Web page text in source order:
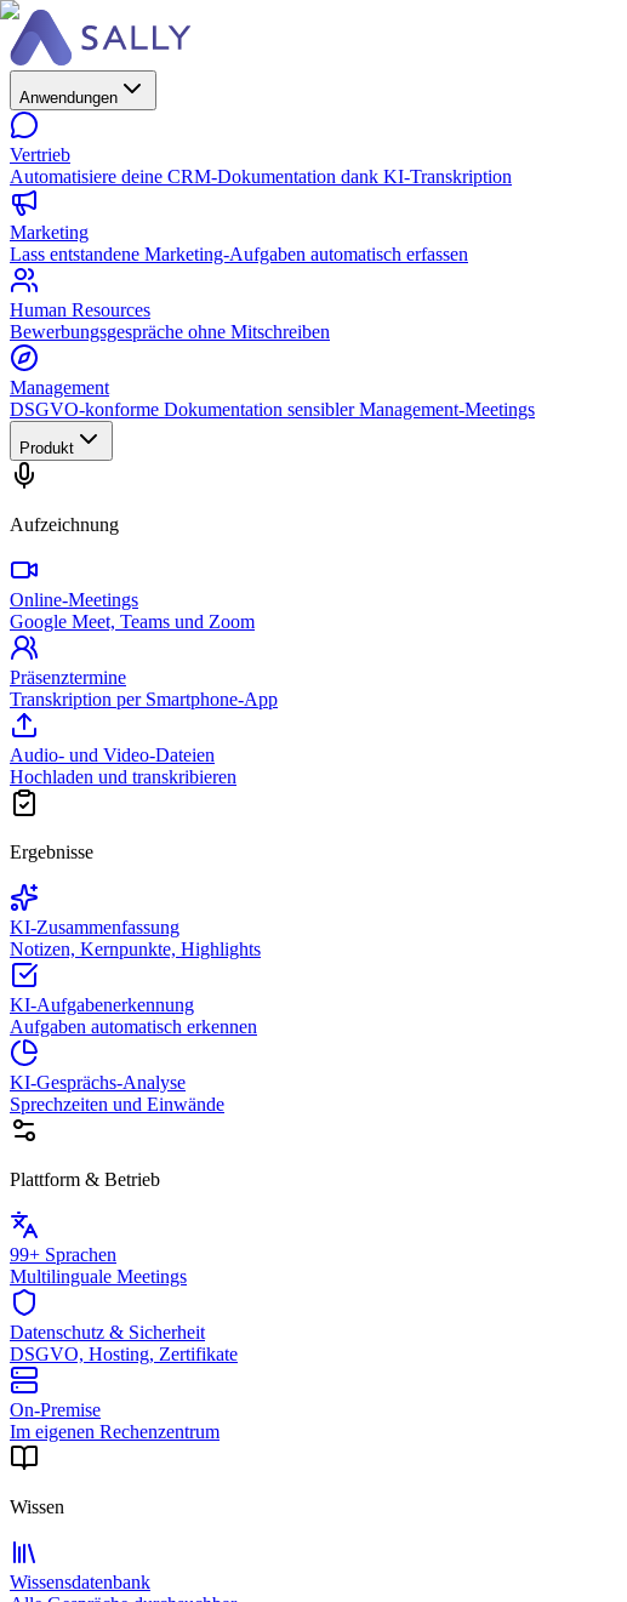
Anwendungen
Vertrieb
Automatisiere deine CRM-Dokumentation dank KI-Transkription
Marketing
Lass entstandene Marketing-Aufgaben automatisch erfassen
Human Resources
Bewerbungsgespräche ohne Mitschreiben
Management
DSGVO-konforme Dokumentation sensibler Management-Meetings
Produkt
Aufzeichnung
Online-Meetings
Google Meet, Teams und Zoom
Präsenztermine
Transkription per Smartphone-App
Audio- und Video-Dateien
Hochladen und transkribieren
Ergebnisse
KI-Zusammenfassung
Notizen, Kernpunkte, Highlights
KI-Aufgabenerkennung
Aufgaben automatisch erkennen
KI-Gesprächs-Analyse
Sprechzeiten und Einwände
Plattform & Betrieb
99+ Sprachen
Multilinguale Meetings
Datenschutz & Sicherheit
DSGVO, Hosting, Zertifikate
On-Premise
Im eigenen Rechenzentrum
Wissen
Wissensdatenbank